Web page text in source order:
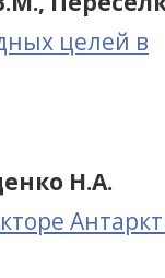
целей в
Н.А.